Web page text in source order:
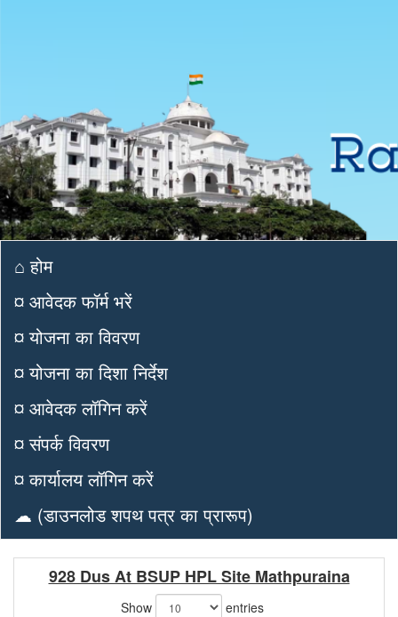
⌂ होम
¤ आवेदक फॉर्म भरें
¤ योजना का विवरण
¤ योजना का दिशा निर्देश
¤ आवेदक लॉगिन करें
¤ संपर्क विवरण
¤ कार्यालय लॉगिन करें
☁ (डाउनलोड शपथ पत्र का प्रारूप)
928 Dus At BSUP HPL Site Mathpuraina
Show
entries